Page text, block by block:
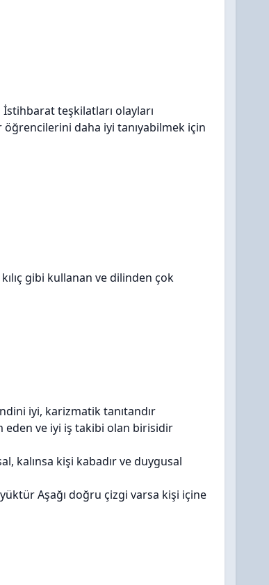
İstihbarat teşkilatları olayları
daha iyi tanıyabilmek için
gibi kullanan ve dilinden çok
iyi, karizmatik tanıtandır
eden ve iyi iş takibi olan birisidir
kalınsa kişi kabadır ve duygusal
Aşağı doğru çizgi varsa kişi içine